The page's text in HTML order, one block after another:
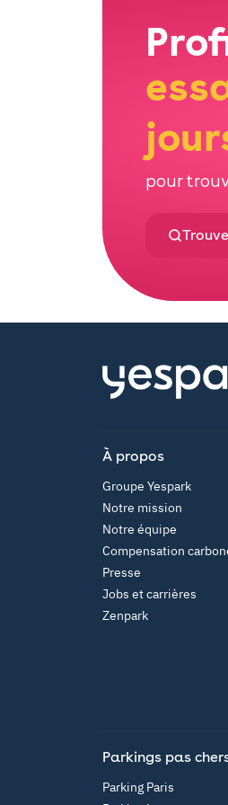
pour
À propos
Groupe Yespark
Notre mission
Notre équipe
Compensation
Presse
Jobs et carrières
Zenpark
Parkings pas
Parking Paris